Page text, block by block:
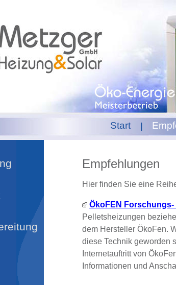
Start
Empfehlungen
Hier finden Sie eine
ÖkoFEN
Pelletsheizungen
dem Hersteller ÖkoFen.
diese Technik geworden
Internetauftritt von
Informationen und